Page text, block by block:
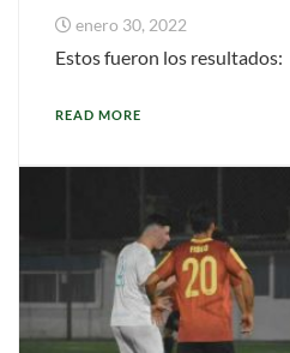
enero 30, 2022
Estos fueron los resultados:
READ MORE